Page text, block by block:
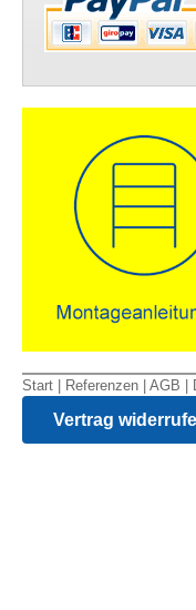
Start Referenzen AGB
Vertrag